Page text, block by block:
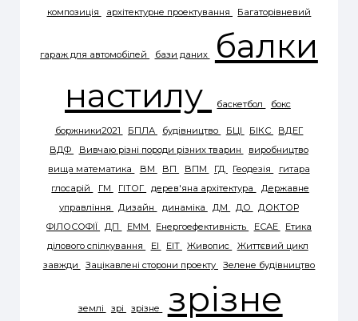
композиція
архітектурне проектування Багаторівневий
гараж для автомобілей бази даних
балки
настилу
баскетбол бокс
боржники2021 БПЛА будівництво БЦІ БІКС
ВДЕГ
ВДФ
Вивчаю різні породи різних тварин
виробництво
вища математика
ВМ ВП ВПМ ГД Геодезія
гитара
глосарій
ГМ ГІТОГ дерев'яна архітектура
Державне
управління
Дизайн динаміка ДМ ДО
ДОКТОР
ФІЛОСОФІЇ
ДП ЕММ Енергоефективність ЕСАЕ
Етика
ділового спілкування
ЕІ ЕІТ Живопис
Життєвий цикл
завжди
Зацікавлені сторони проекту Зелене будівництво
землі зрі зрізне
зрізне